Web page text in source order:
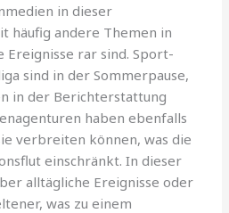
in dieser
häufig andere Themen in
Ereignisse rar sind. Sport-
sind in der Sommerpause,
in der Berichterstattung
haben ebenfalls
verbreiten können, was die
einschränkt. In dieser
alltägliche Ereignisse oder
was zu einem